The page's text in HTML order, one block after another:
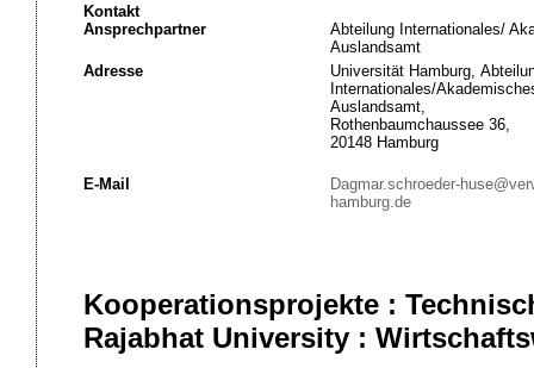
Kontakt
Ansprechpartner
Abteilung Internationales/
Auslandsamt
Adresse
Universität Hamburg,
Internationales/
Auslandsamt,
Rothenbaumchaussee 36,
20148 Hamburg
E-Mail
Dagmar.schroeder-
hamburg.de
Kooperationsprojekte :
Rajabhat University :